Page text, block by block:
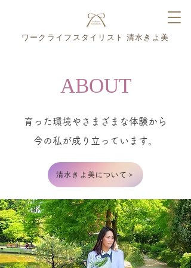
ワークライフスタイリスト 清水きよ美
ABOUT
育った環境やさまざまな体験から
​今の私が成り立っています。
清水きよ美について＞